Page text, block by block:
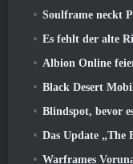
Soulframe neckt
Es fehlt der alte Rift-Charakter, den
Albion Online feiert den
Black Desert
Blindspot, bevor
Das Update „The Firmament
Warframes Voruna Prime ist